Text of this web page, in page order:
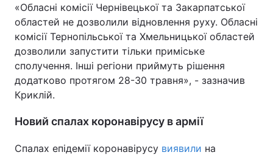
«Обласні комісії Чернівецької та Закарпатської
областей не дозволили відновлення руху. Обласні
комісії Тернопільської та Хмельницької областей
дозволили запустити тільки приміське
сполучення. Інші регіони приймуть рішення
додатково протягом 28-30 травня», - зазначив
Криклій.
Новий спалах коронавірусу в армії
Спалах епідемії коронавірусу виявили на